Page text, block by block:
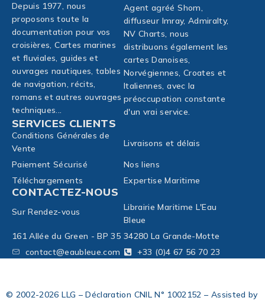
Depuis 1977, nous
proposons toute la
documentation pour vos
croisières, Cartes marines
et fluviales, guides et
ouvrages nautiques, tables
de navigation, récits,
romans et autres ouvrages
techniques...
Agent agréé Shom,
diffuseur Imray, Admiralty,
NV Charts, nous
distribuons également les
cartes Danoises,
Norvégiennes, Croates et
Italiennes, avec la
préoccupation constante
d'un vrai service.
SERVICES CLIENTS
Conditions Générales de
Vente
Livraisons et délais
Paiement Sécurisé
Nos liens
Téléchargements
Expertise Maritime
CONTACTEZ-NOUS
Sur Rendez-vous
Librairie Maritime L'Eau
Bleue
161 Allée du Green - BP 35 34280 La Grande-Motte
contact@eaubleue.com
+33 (0)4 67 56 70 23
© 2002-2026 LLG – Déclaration CNIL N° 1002152 – Assisted by